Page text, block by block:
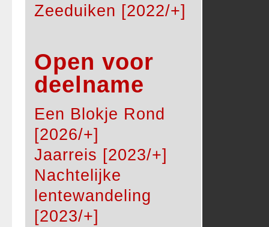
Zeeduiken [2022/+]
Open voor
deelname
Een Blokje Rond
[2026/+]
Jaarreis [2023/+]
Nachtelijke
lentewandeling
[2023/+]